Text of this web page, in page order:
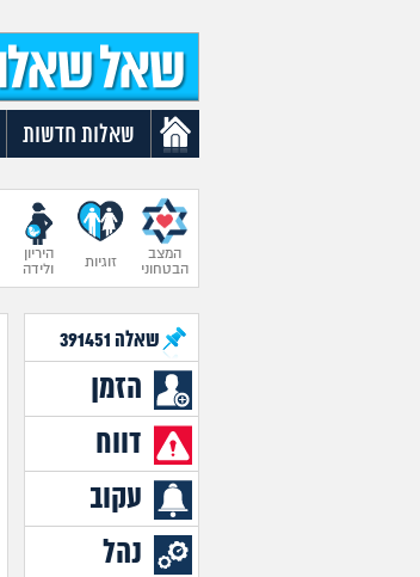
שאלות חדשות
המצב
הבטחוני
זוגיות
היריון
ולידה
שאלה 391451
הזמן
דווח
עקוב
נהל